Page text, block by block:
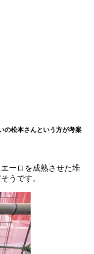
の松本さんという方が考案
ーロを成熟させた堆
うです。